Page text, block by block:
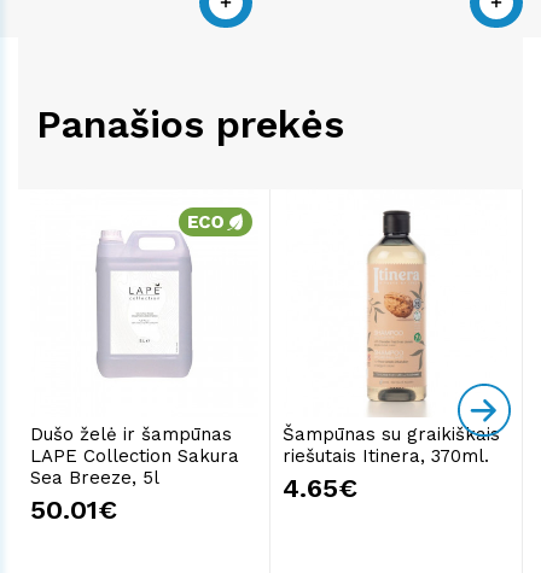
Panašios prekės
Dušo želė ir šampūnas
LAPE Collection Sakura
Sea Breeze, 5l
50.01€
Šampūnas su graikiškais
riešutais Itinera, 370ml.
4.65€